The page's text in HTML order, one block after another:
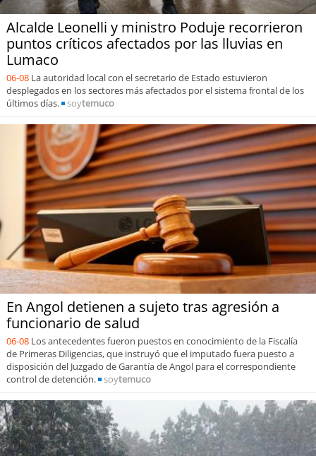
Alcalde Leonelli y ministro Poduje recorrieron
puntos críticos afectados por las lluvias en
Lumaco
06-08 La autoridad local con el secretario de Estado estuvieron
desplegados en los sectores más afectados por el sistema frontal de los
últimos días.
soytemuco
En Angol detienen a sujeto tras agresión a
funcionario de salud
06-08 Los antecedentes fueron puestos en conocimiento de la Fiscalía
de Primeras Diligencias, que instruyó que el imputado fuera puesto a
disposición del Juzgado de Garantía de Angol para el correspondiente
control de detención.
soytemuco